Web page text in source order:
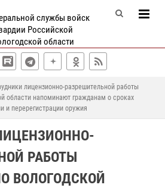
службы войск
Российской
области
лицензионно-разрешительной работы
области напоминают гражданам о сроках
и перерегистрации оружия
РАБОТЫ
ВОЛОГОДСКОЙ